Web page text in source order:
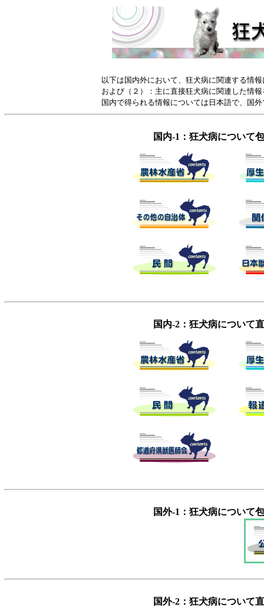
以下は国内外において、狂犬病に関連する情
および（２）：主に直接狂犬病に関連した情
国内で得られる情報については日本語で、国
国内-1：狂犬病について
国内-2：狂犬病について
国外-1：狂犬病について
国外-2：狂犬病について